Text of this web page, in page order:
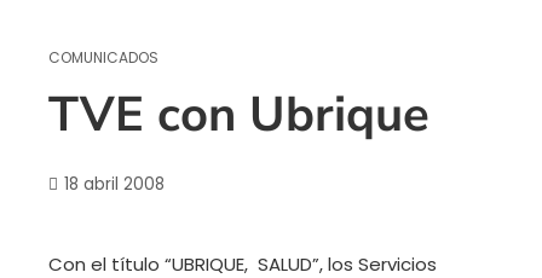
COMUNICADOS
TVE con Ubrique
18 abril 2008
Con el título “UBRIQUE, SALUD”, los Servicios